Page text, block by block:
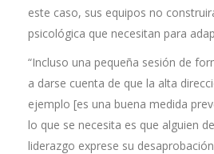
este caso, sus equipos no
psicológica que necesitan para
“Incluso una pequeña sesión de
a darse cuenta de que la alta
ejemplo [es una buena medida
lo que se necesita es que alguien
liderazgo exprese su